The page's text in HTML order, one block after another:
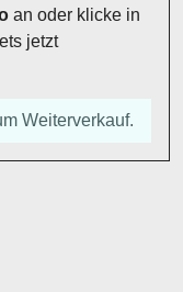
an oder klicke in
jetzt
Weiterverkauf.